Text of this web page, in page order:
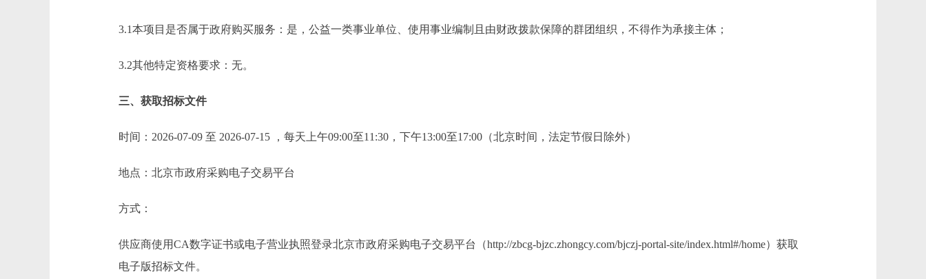
3.1本项目是否属于政府购买服务：是，公益一类事业单位、使用事业编制且由财政拨款保障的群团组织，不得作为承接主体；
3.2其他特定资格要求：无。
三、获取招标文件
时间：2026-07-09 至 2026-07-15 ，每天上午09:00至11:30，下午13:00至17:00（北京时间，法定节假日除外）
地点：北京市政府采购电子交易平台
方式：
供应商使用CA数字证书或电子营业执照登录北京市政府采购电子交易平台（http://zbcg-bjzc.zhongcy.com/bjczj-portal-site/index.html#/home）获取
电子版招标文件。